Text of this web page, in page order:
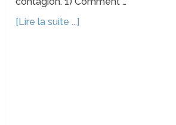
[Lire la suite ...]